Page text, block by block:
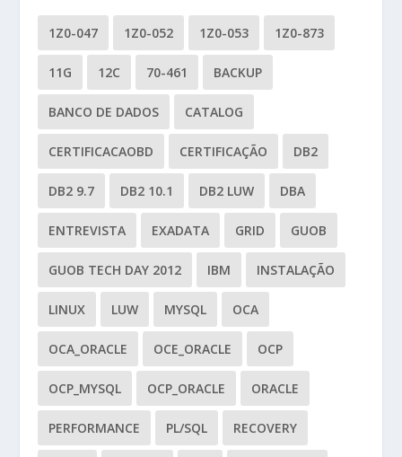
1Z0-047 1Z0-052 1Z0-053 1Z0-873
11G 12C 70-461 BACKUP
BANCO DE DADOS CATALOG
CERTIFICACAOBD CERTIFICAÇÃO DB2
DB2 9.7 DB2 10.1 DB2 LUW DBA
ENTREVISTA EXADATA GRID GUOB
GUOB TECH DAY 2012 IBM INSTALAÇÃO
LINUX LUW MYSQL OCA
OCA_ORACLE OCE_ORACLE OCP
OCP_MYSQL OCP_ORACLE ORACLE
PERFORMANCE PL/SQL RECOVERY